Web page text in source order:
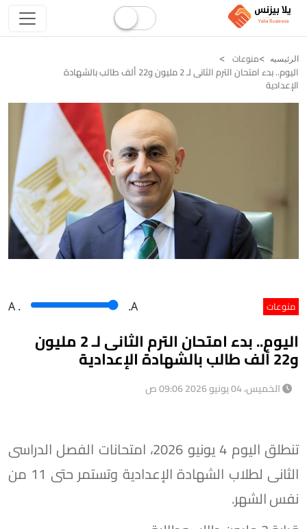
الرئيسيه منوعات
اليوم.. بدء امتحان الترم الثانى لـ 2 مليون و22 ألف طالب بالشهادة
الإعدادية
منوعات A . .A
اليوم.. بدء امتحان الترم الثانى لـ 2 مليون
و22 ألف طالب بالشهادة الإعدادية
الخميس، 04 يونيو 2026 09:06 ص
تنطلق اليوم 4 يونيو 2026، امتحانات الفصل الدراسى
الثانى لطلاب الشهادة الإعدادية وتستمر حتى 11 من
نفس الشهر.